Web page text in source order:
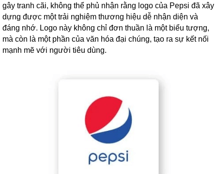
gây tranh cãi, không thể phủ nhận rằng logo của Pepsi đã xây
dựng được một trải nghiệm thương hiệu dễ nhận diện và
đáng nhớ. Logo này không chỉ đơn thuần là một biểu tượng,
mà còn là một phần của văn hóa đại chúng, tạo ra sự kết nối
mạnh mẽ với người tiêu dùng.